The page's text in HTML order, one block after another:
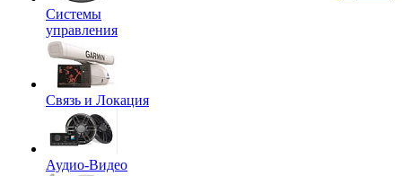
Системы
управления
Связь и Локация
Аудио-Видео